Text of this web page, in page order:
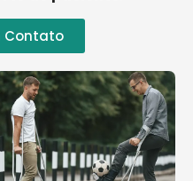
Contato